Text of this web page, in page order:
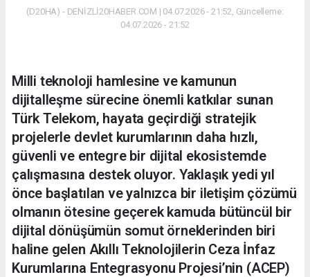
(D20HA) - DENİZLİ20HABER.COM | 04.07.2026 - 21:52, Güncelleme:
04.07.2026 - 21:52
Milli teknoloji hamlesine ve kamunun
dijitalleşme sürecine önemli katkılar sunan
Türk Telekom, hayata geçirdiği stratejik
projelerle devlet kurumlarının daha hızlı,
güvenli ve entegre bir dijital ekosistemde
çalışmasına destek oluyor. Yaklaşık yedi yıl
önce başlatılan ve yalnızca bir iletişim çözümü
olmanın ötesine geçerek kamuda bütüncül bir
dijital dönüşümün somut örneklerinden biri
haline gelen Akıllı Teknolojilerin Ceza İnfaz
Kurumlarına Entegrasyonu Projesi’nin (ACEP)